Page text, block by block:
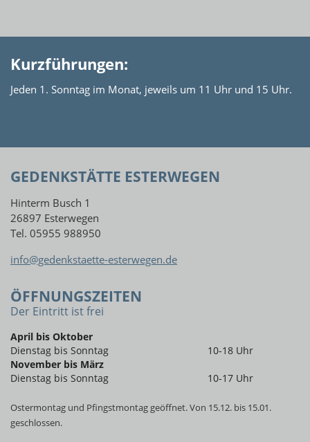
Kurzführungen:
Jeden 1. Sonntag im Monat, jeweils um 11 Uhr und 15 Uhr.
GEDENKSTÄTTE ESTERWEGEN
Hinterm Busch 1
26897 Esterwegen
Tel. 05955 988950
info@gedenkstaette-esterwegen.de
ÖFFNUNGSZEITEN
Der Eintritt ist frei
April bis Oktober
Dienstag bis Sonntag
10-18 Uhr
November bis März
Dienstag bis Sonntag
10-17 Uhr
Ostermontag und Pfingstmontag geöffnet. Von 15.12. bis 15.01.
geschlossen.